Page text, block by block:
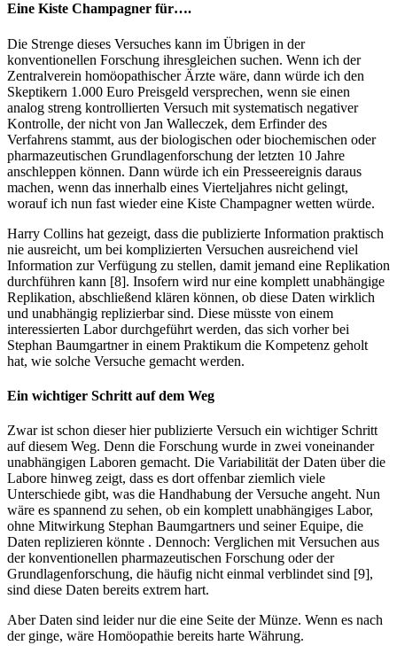
Eine Kiste Champagner für….
Die Strenge dieses Versuches kann im Übrigen in der
konventionellen Forschung ihresgleichen suchen. Wenn ich der
Zentralverein homöopathischer Ärzte wäre, dann würde ich den
Skeptikern 1.000 Euro Preisgeld versprechen, wenn sie einen
analog streng kontrollierten Versuch mit systematisch negativer
Kontrolle, der nicht von Jan Walleczek, dem Erfinder des
Verfahrens stammt, aus der biologischen oder biochemischen oder
pharmazeutischen Grundlagenforschung der letzten 10 Jahre
anschleppen können. Dann würde ich ein Presseereignis daraus
machen, wenn das innerhalb eines Vierteljahres nicht gelingt,
worauf ich nun fast wieder eine Kiste Champagner wetten würde.
Harry Collins hat gezeigt, dass die publizierte Information praktisch
nie ausreicht, um bei komplizierten Versuchen ausreichend viel
Information zur Verfügung zu stellen, damit jemand eine Replikation
durchführen kann [8]. Insofern wird nur eine komplett unabhängige
Replikation, abschließend klären können, ob diese Daten wirklich
und unabhängig replizierbar sind. Diese müsste von einem
interessierten Labor durchgeführt werden, das sich vorher bei
Stephan Baumgartner in einem Praktikum die Kompetenz geholt
hat, wie solche Versuche gemacht werden.
Ein wichtiger Schritt auf dem Weg
Zwar ist schon dieser hier publizierte Versuch ein wichtiger Schritt
auf diesem Weg. Denn die Forschung wurde in zwei voneinander
unabhängigen Laboren gemacht. Die Variabilität der Daten über die
Labore hinweg zeigt, dass es dort offenbar ziemlich viele
Unterschiede gibt, was die Handhabung der Versuche angeht. Nun
wäre es spannend zu sehen, ob ein komplett unabhängiges Labor,
ohne Mitwirkung Stephan Baumgartners und seiner Equipe, die
Daten replizieren könnte . Dennoch: Verglichen mit Versuchen aus
der konventionellen pharmazeutischen Forschung oder der
Grundlagenforschung, die häufig nicht einmal verblindet sind [9],
sind diese Daten bereits extrem hart.
Aber Daten sind leider nur die eine Seite der Münze. Wenn es nach
der ginge, wäre Homöopathie bereits harte Währung.